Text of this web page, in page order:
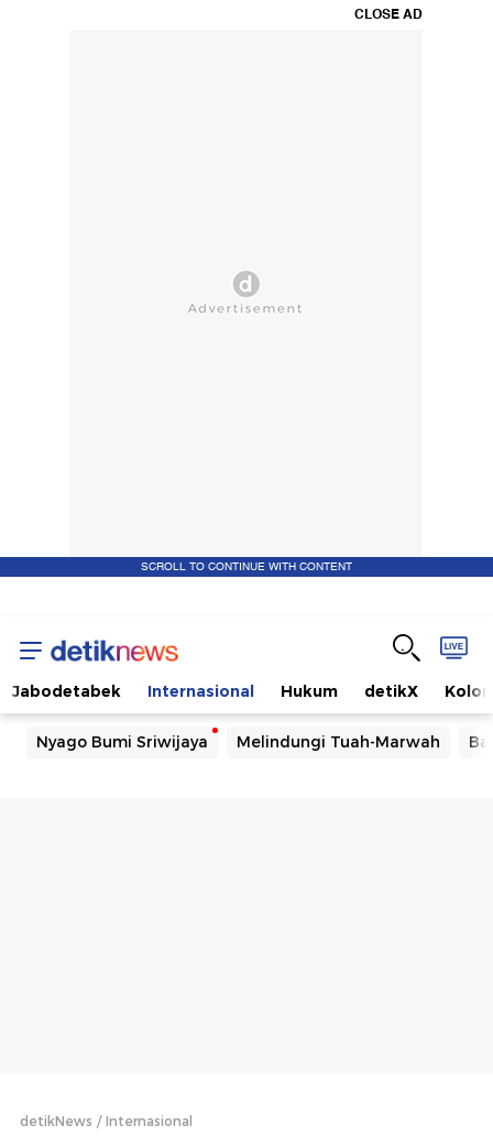
CLOSE AD
SCROLL TO CONTINUE WITH CONTENT
Jabodetabek Internasional Hukum detikX
Nyago Bumi Sriwijaya Melindungi Tuah-Marwah
detikNews Internasional